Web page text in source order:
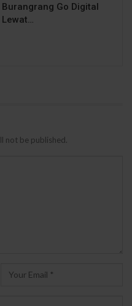
Burangrang Go Digital
Lewat…
not be published.